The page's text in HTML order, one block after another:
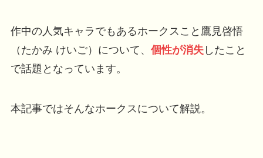
作中の人気キャラでもあるホークスこと鷹見啓悟
（たかみ けいご）について、 個性が消失したこと
で話題となっています。
本記事ではそんなホークスについて解説。